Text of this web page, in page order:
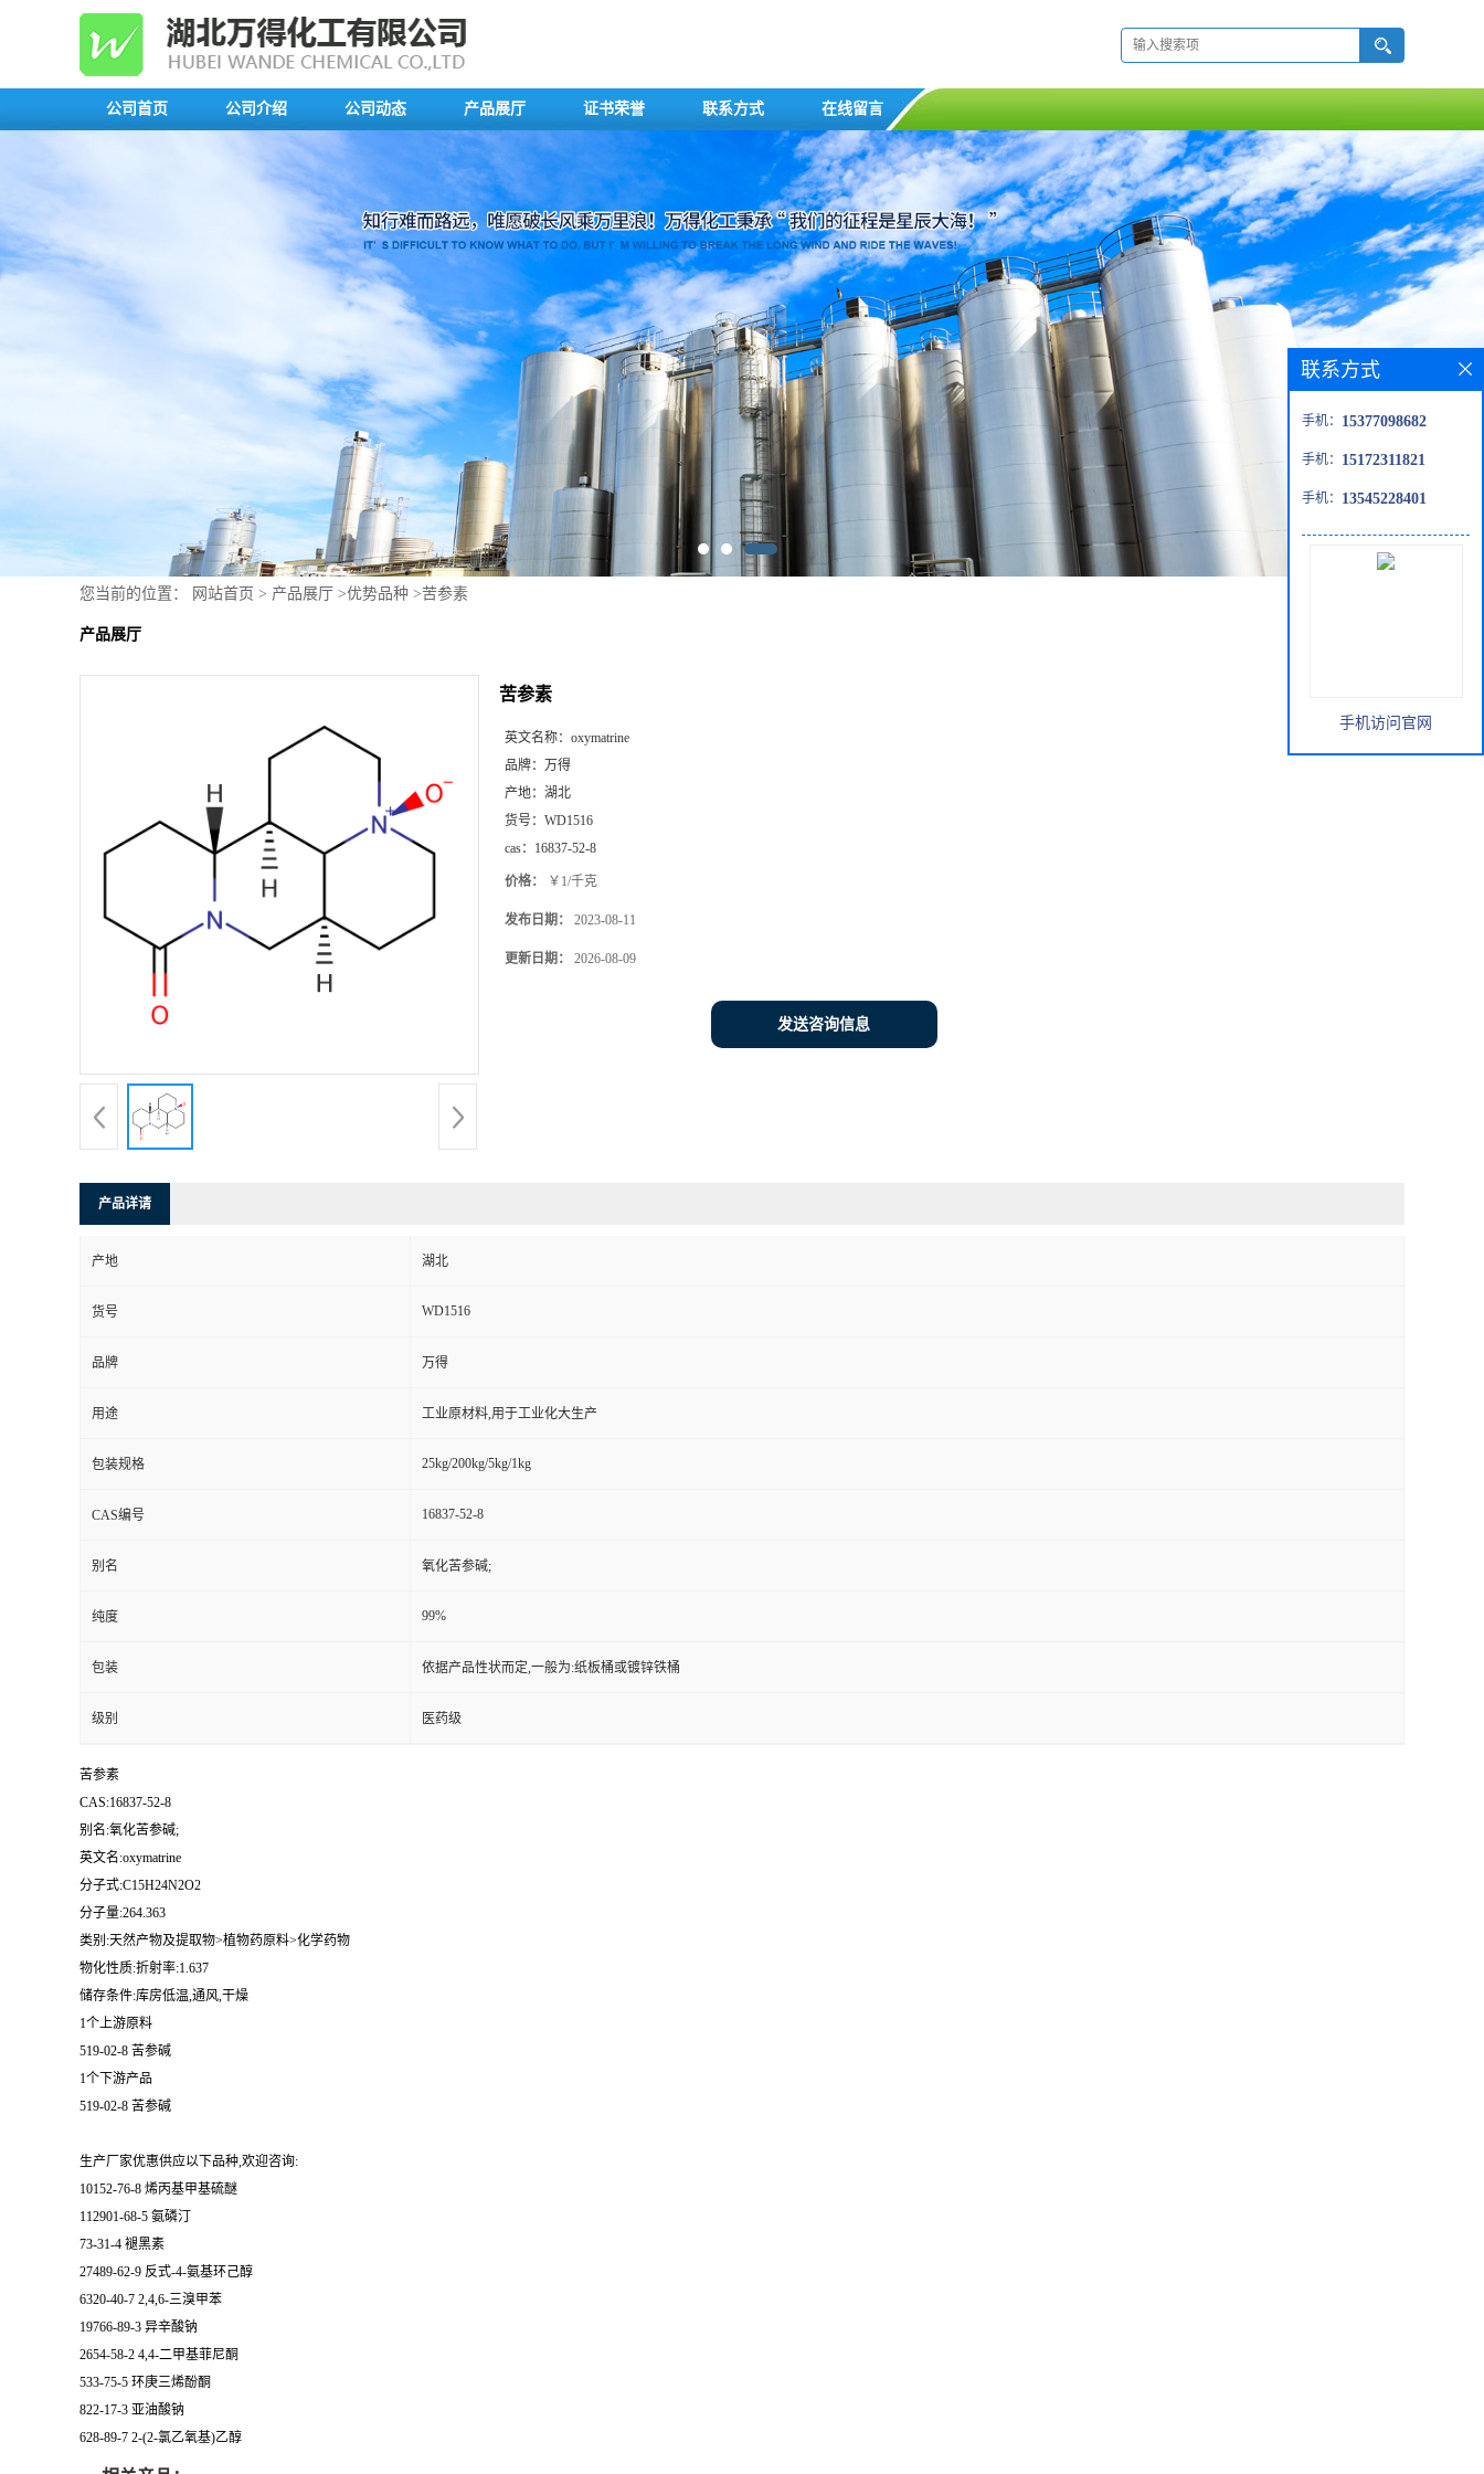
公司首页 公司介绍 公司动态 产品展厅 证书荣誉 联系方式 在线留言
您当前的位置： 网站首页 > 产品展厅 >优势品种 >苦参素
产品展厅
苦参素
英文名称： oxymatrine
品牌： 万得
产地： 湖北
货号： WD1516
cas： 16837-52-8
价格： ￥1/千克
发布日期： 2023-08-11
更新日期： 2026-08-09
发送咨询信息
产品详请
产地 湖北
货号 WD1516
品牌 万得
用途 工业原材料,用于工业化大生产
包装规格 25kg/200kg/5kg/1kg
CAS编号 16837-52-8
别名 氧化苦参碱;
纯度 99%
包装 依据产品性状而定,一般为:纸板桶或镀锌铁桶
级别 医药级
苦参素
CAS:16837-52-8
别名:氧化苦参碱;
英文名:oxymatrine
分子式:C15H24N2O2
分子量:264.363
类别:天然产物及提取物>植物药原料>化学药物
物化性质:折射率:1.637
储存条件:库房低温,通风,干燥
1个上游原料
519-02-8 苦参碱
1个下游产品
519-02-8 苦参碱
生产厂家优惠供应以下品种,欢迎咨询:
10152-76-8 烯丙基甲基硫醚
112901-68-5 氨磷汀
73-31-4 褪黑素
27489-62-9 反式-4-氨基环己醇
6320-40-7 2,4,6-三溴甲苯
19766-89-3 异辛酸钠
2654-58-2 4,4-二甲基菲尼酮
533-75-5 环庚三烯酚酮
822-17-3 亚油酸钠
628-89-7 2-(2-氯乙氧基)乙醇
联系方式
手机： 15377098682
手机： 15172311821
手机： 13545228401
手机访问官网